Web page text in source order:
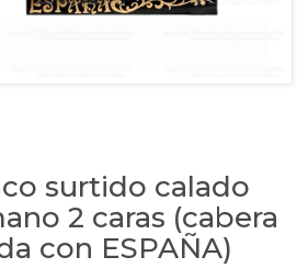
surtido calado
2 caras (cabera
con ESPAÑA)